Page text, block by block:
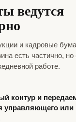
ведутся
и кадровые
есть частично,
работе.
контур и
управляющего или